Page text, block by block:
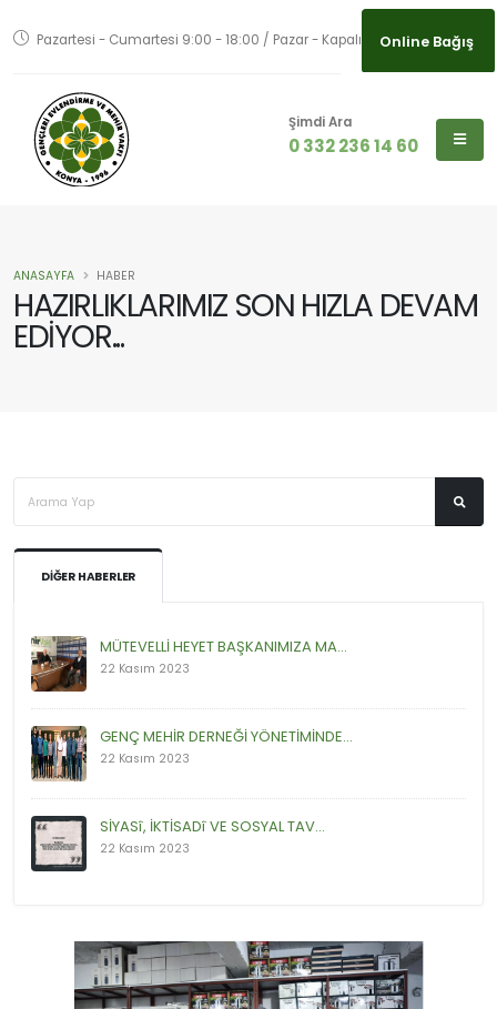
Pazartesi - Cumartesi 9:00 - 18:00 / Pazar - Kapalı Online Bağış
Şimdi Ara
0 332 236 14 60
HAZIRLIKLARIMIZ SON HIZLA DEVAM
EDİYOR...
ANASAYFA HABER
DIĞER HABERLER
MÜTEVELLİ HEYET BAŞKANIMIZA MA...
22 Kasım 2023
GENÇ MEHİR DERNEĞİ YÖNETİMİNDE...
22 Kasım 2023
SİYASî, İKTİSADî VE SOSYAL TAV...
22 Kasım 2023